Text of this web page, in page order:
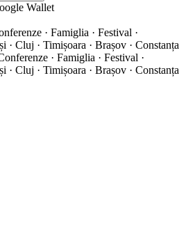
Wallet
· Famiglia · Festival ·
· Cluj · Timișoara · Brașov · Constanța
· Famiglia · Festival ·
· Cluj · Timișoara · Brașov · Constanța